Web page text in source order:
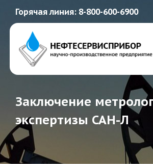
Горячая линия: 8-800-600-6900
Заключение
экспертизы САН-Л